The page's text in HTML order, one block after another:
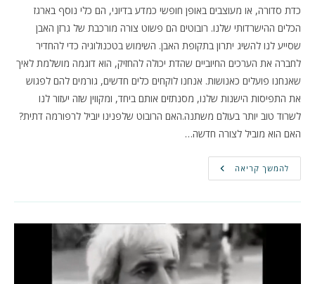
כדת סדורה, או מעוצבים באופן חופשי כמדע בדיוני, הם כלי נוסף בארגז
הכלים ההישרדותי שלנו. רובוטים הם פשוט צורה מורכבת של גרזן האבן
שסייע לנו להשיג יתרון בתקופת האבן. השימוש בטכנולוגיה כדי להחדיר
לחברה את הערכים החיוביים שהדת יכולה להחזיק, הוא דוגמה מושלמת לאיך
שאנחנו פועלים כאנושות. אנחנו לוקחים כלים חדשים, גורמים להם לפגוש
את התפיסות הישנות שלנו, מסנתזים אותם ביחד, ומקווין שזה יעזור לנו
לשרוד טוב יותר בעולם משתנה.האם הרובוט שלפנינו יוביל לרפורמה דתית?
האם הוא מוביל לצורה חדשה…
להמשך קריאה חזיונות
על